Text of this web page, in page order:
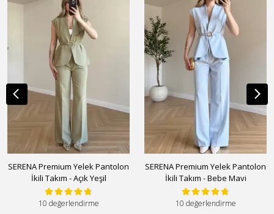
SERENA Premium Yelek Pantolon
İkili Takım - Açık Yeşil
10 değerlendirme
SERENA Premium Yelek Pantolon
İkili Takım - Bebe Mavi
10 değerlendirme